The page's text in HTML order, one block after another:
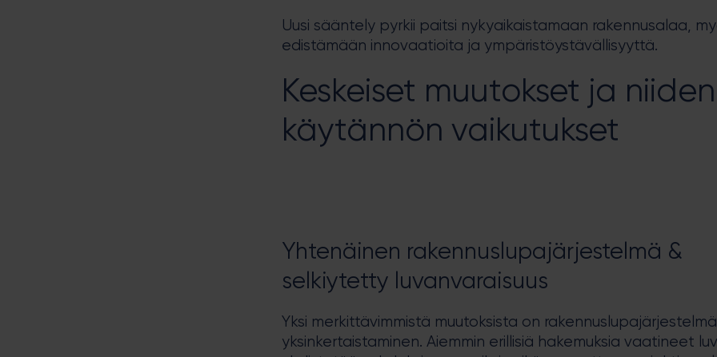
Uusi sääntely pyrkii paitsi nykyaikaistamaan rakennusalaa,
edistämään innovaatioita ja ympäristöystävällisyyttä.
Keskeiset muutokset ja niiden
käytännön vaikutukset
Yhtenäinen rakennuslupajärjestelmä &
selkiytetty luvanvaraisuus
Yksi merkittävimmistä muutoksista on
yksinkertaistaminen. Aiemmin erillisiä hakemuksia vaatineet